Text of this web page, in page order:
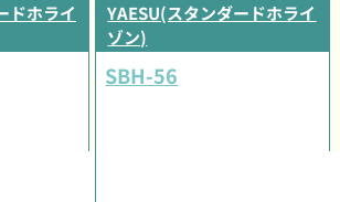
ドホライ
YAESU(スタンダードホライ
ゾン)
SBH-56